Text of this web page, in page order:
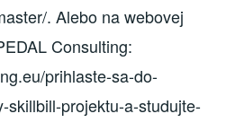
. Alebo na webovej
Consulting:
prihlaste-sa-do-
skillbill-projektu-a-studujte-